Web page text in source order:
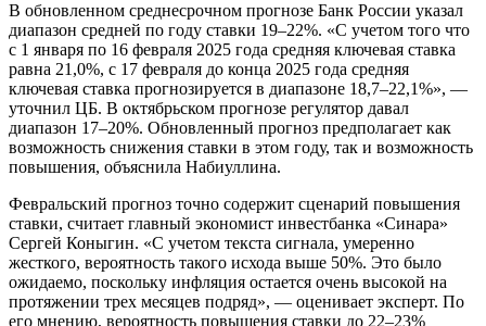
В обновленном среднесрочном прогнозе Банк России указал
диапазон средней по году ставки 19–22%. «С учетом того что
с 1 января по 16 февраля 2025 года средняя ключевая ставка
равна 21,0%, с 17 февраля до конца 2025 года средняя
ключевая ставка прогнозируется в диапазоне 18,7–22,1%», —
уточнил ЦБ. В октябрьском прогнозе регулятор давал
диапазон 17–20%. Обновленный прогноз предполагает как
возможность снижения ставки в этом году, так и возможность
повышения, объяснила Набиуллина.
Февральский прогноз точно содержит сценарий повышения
ставки, считает главный экономист инвестбанка «Синара»
Сергей Коныгин. «С учетом текста сигнала, умеренно
жесткого, вероятность такого исхода выше 50%. Это было
ожидаемо, поскольку инфляция остается очень высокой на
протяжении трех месяцев подряд», — оценивает эксперт. По
его мнению, вероятность повышения ставки до 22–23%